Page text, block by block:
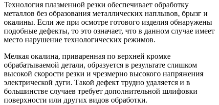
Технология плазменной резки обеспечивает обработку
металлов без образования металлических наплывов, брызг и
окалины. Если же при осмотре готового изделия обнаружены
подобные дефекты, то это означает, что в данном случае имеет
место нарушение технологических режимов.
Мелкая окалина, приваренная по верхней кромке
обрабатываемой детали, образуется в результате слишком
высокой скорости резки и чрезмерно высокого напряжения
электрической дуги. Такой дефект трудно удаляется и в
большинстве случаев требует дополнительной шлифовки
поверхности или других видов обработки.